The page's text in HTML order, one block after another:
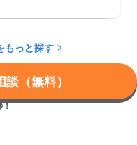
もっと探す
（無料）
！